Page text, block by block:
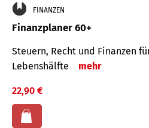
FINANZEN
Finanzplaner 60+
Steuern, Recht und Finanzen
Lebenshälfte
mehr
22,90 €